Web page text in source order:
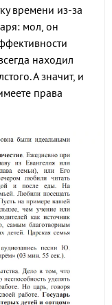
времени из-за
мол, он
находил
А значит, и
права